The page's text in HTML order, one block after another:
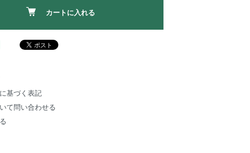
カートに入れる
基づく表記
て問い合わせる